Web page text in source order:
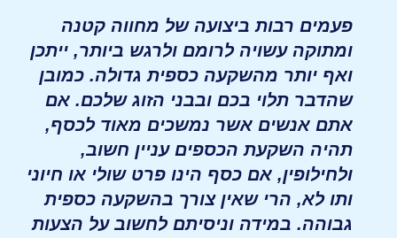
פעמים רבות ביצועה של מחווה קטנה
ומתוקה עשויה לרומם ולרגש ביותר, ייתכן
ואף יותר מהשקעה כספית גדולה. כמובן
שהדבר תלוי בכם ובבני הזוג שלכם. אם
אתם אנשים אשר נמשכים מאוד לכסף,
תהיה השקעת הכספים עניין חשוב,
ולחילופין, אם כסף הינו פרט שולי או חיוני
ותו לא, הרי שאין צורך בהשקעה כספית
גבוהה. במידה וניסיתם לחשוב על הצעות